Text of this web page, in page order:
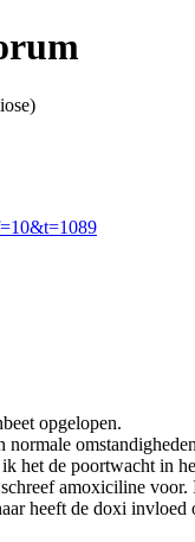
opgelopen.
het de poortwacht in
amoxiciline
heeft de doxi